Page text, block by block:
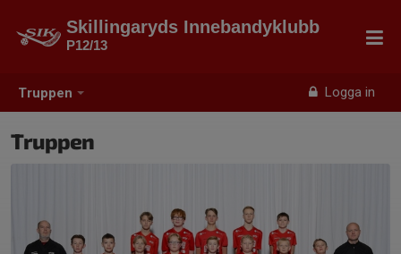
Truppen Logga in
Skillingaryds Innebandyklubb
P12/13
Truppen